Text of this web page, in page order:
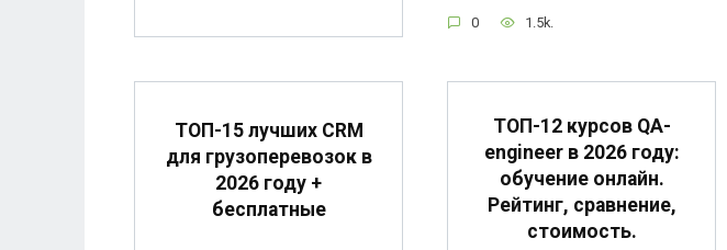
0 1.5k.
ТОП-15 лучших CRM
для грузоперевозок в
2026 году +
бесплатные
ТОП-12 курсов QA-
engineer в 2026 году:
обучение онлайн.
Рейтинг, сравнение,
стоимость.